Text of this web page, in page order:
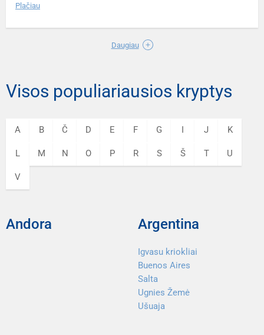
Plačiau
Daugiau
Visos populiariausios kryptys
A B Č D E F G J K
L M N O P R S Š T U
V
Andora Argentina
Igvasu kriokliai
Buenos Aires
Salta
Ugnies Žemė
Ušuaja